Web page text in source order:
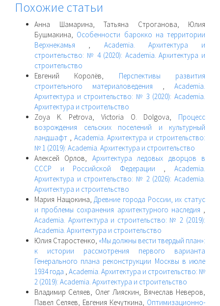
Похожие статьи
Анна Шамарина, Татьяна Строганова, Юлия
Бушмакина, Особенности барокко на территории
Верхнекамья , Academia. Архитектура и
строительство: № 4 (2020): Academia. Архитектура и
строительство
Евгений Королёв, Перспективы развития
строительного материаловедения , Academia.
Архитектура и строительство: № 3 (2020): Academia.
Архитектура и строительство
Zoya K. Petrova, Victoria O. Dolgova, Процесс
возрождения сельских поселений и культурный
ландшафт , Academia. Архитектура и строительство:
№ 1 (2019): Academia. Архитектура и строительство
Алексей Орлов, Архитектура ледовых дворцов в
СССР и Российской Федерации ,Academia.
Архитектура и строительство: № 2 (2026): Academia.
Архитектура и строительство
Мария Нащокина,Древние города России, их статус
и проблемы сохранения архитектурного наследия ,
Academia. Архитектура и строительство: № 2 (2019):
Academia. Архитектура и строительство
Юлия Старостенко, «Мы должны вести твердый план»:
к истории рассмотрения первого варианта
Генерального плана реконструкции Москвы в июле
1934 года , Academia. Архитектура и строительство: №
2 (2019): Academia. Архитектура и строительство
Владимир Селяев, Олег Лияскин, Вячеслав Неверов,
Павел Селяев, Евгения Кечуткина, Оптимизационно-